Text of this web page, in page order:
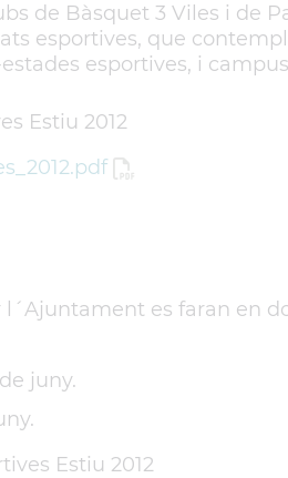
de Bàsquet 3 Viles i de
esportives, que
esportives, i
Estiu 2012
es faran en
juny.
Estiu 2012